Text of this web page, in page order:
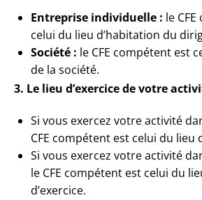
Entreprise individuelle : le
celui du lieu d’habitation du
Société : le CFE compétent est
de la société.
3. Le lieu d’exercice de votre
Si vous exercez votre activité
CFE compétent est celui du lieu
Si vous exercez votre activité
le CFE compétent est celui du
d’exercice.